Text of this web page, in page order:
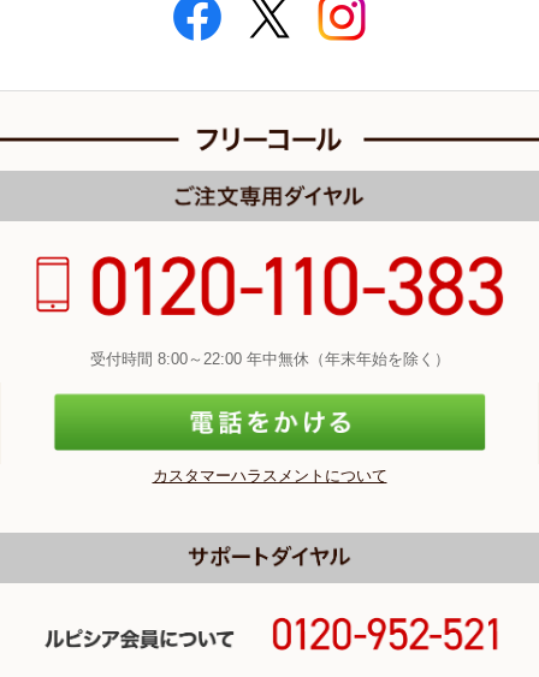
受付時間 8:00～22:00 年中無休（年末年始を除く）
カスタマーハラスメントについて